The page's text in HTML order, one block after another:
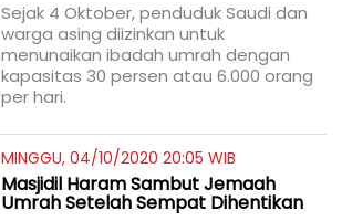
Sejak 4 Oktober, penduduk Saudi dan
warga asing diizinkan untuk
menunaikan ibadah umrah dengan
kapasitas 30 persen atau 6.000 orang
per hari.
MINGGU, 04/10/2020 20:05 WIB
Masjidil Haram Sambut Jemaah
Umrah Setelah Sempat Dihentikan